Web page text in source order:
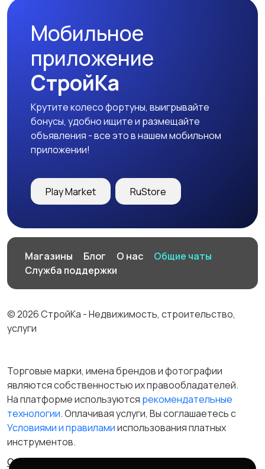
Мобильное
приложение
СтройКа
Крутите колесо фортуны, выигрывайте
бонусы, удобно ищите и размещайте
объявления - все это в нашем мобильном
приложении!
Play Market RuStore
Магазины Блог О нас
Общие чаты
Служба поддержки
© 2026 СтройКа - Недвижимость, строительство,
услуги
Торговые марки, имена брендов и фотографии
являются собственностью их правообладателей.
На платформе используются рекомендательные
технологии. Оплачивая услуги, Вы соглашаетесь c
Условиями и правиламииспользования платных
инструментов.
Отказ от ответственности
Правила сервиса